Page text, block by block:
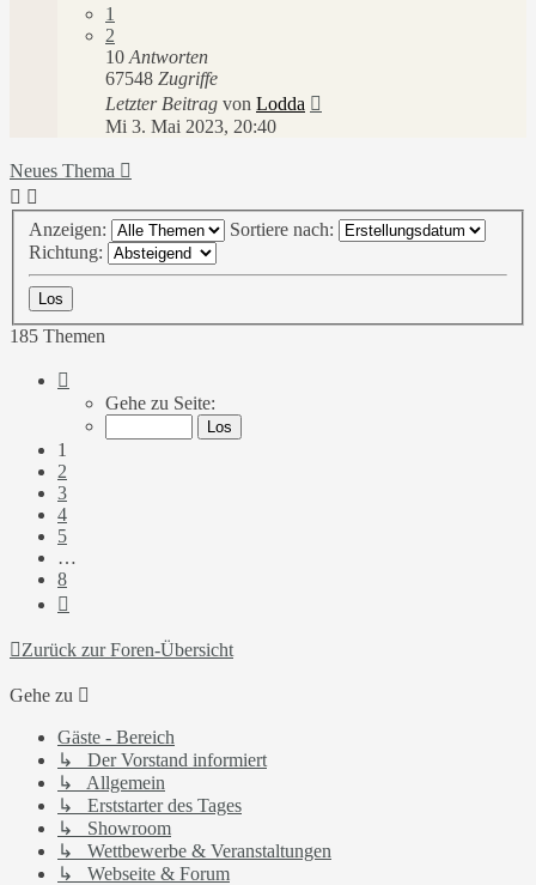
1
2
10 Antworten
67548 Zugriffe
Letzter Beitrag von Lodda
Mi 3. Mai 2023, 20:40
Neues Thema
Anzeigen:
Sortiere nach:
Richtung:
185 Themen
von
Gehe zu Seite:
1
2
3
4
5
…
8
Zurück zur Foren-Übersicht
Gehe zu
Gäste - Bereich
↳ Der Vorstand informiert
↳ Allgemein
↳ Erststarter des Tages
↳ Showroom
↳ Wettbewerbe & Veranstaltungen
↳ Webseite & Forum